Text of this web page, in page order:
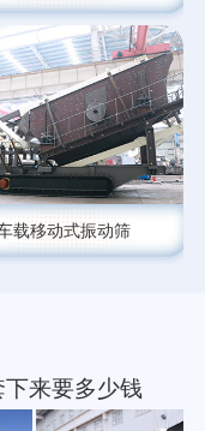
载移动式振动筛
来要多少钱